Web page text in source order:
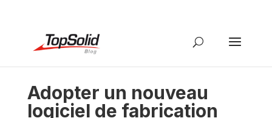
Adopter un nouveau
logiciel de fabrication